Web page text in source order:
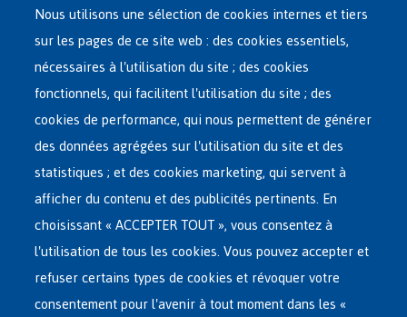
Main
French
Menu
ASILE EN BELGIQUE
RÉSEAU D'ACCUEIL
RETOUR VOLONTAIRE
INTERNATIONAL
À PROPOS DE FEDASIL
Nous utilisons une sélection de cookies internes et tiers
sur les pages de ce site web : des cookies essentiels,
nécessaires à l'utilisation du site ; des cookies
fonctionnels, qui facilitent l'utilisation du site ; des
cookies de performance, qui nous permettent de générer
des données agrégées sur l'utilisation du site et des
statistiques ; et des cookies marketing, qui servent à
afficher du contenu et des publicités pertinents. En
choisissant « ACCEPTER TOUT », vous consentez à
l'utilisation de tous les cookies. Vous pouvez accepter et
refuser certains types de cookies et révoquer votre
consentement pour l'avenir à tout moment dans les «